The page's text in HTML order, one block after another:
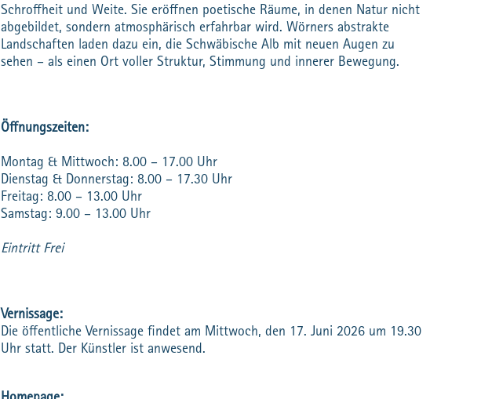
Schroffheit und Weite. Sie eröffnen poetische Räume, in denen Natur nicht
abgebildet, sondern atmosphärisch erfahrbar wird. Wörners abstrakte
Landschaften laden dazu ein, die Schwäbische Alb mit neuen Augen zu
sehen – als einen Ort voller Struktur, Stimmung und innerer Bewegung.
Öffnungszeiten:
Montag & Mittwoch: 8.00 – 17.00 Uhr
Dienstag & Donnerstag: 8.00 – 17.30 Uhr
Freitag: 8.00 – 13.00 Uhr
Samstag: 9.00 – 13.00 Uhr
Eintritt Frei
Vernissage:
Die öffentliche Vernissage findet am Mittwoch, den 17. Juni 2026 um 19.30
Uhr statt. Der Künstler ist anwesend.